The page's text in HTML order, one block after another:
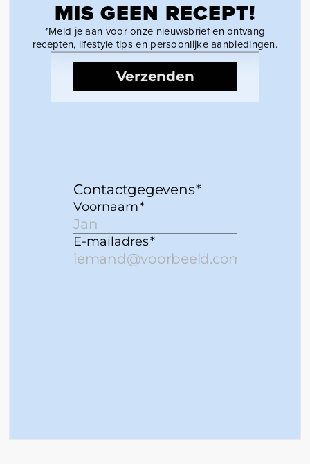
MIS GEEN RECEPT!
*Meld je aan voor onze nieuwsbrief en ontvang
recepten, lifestyle tips en persoonlijke aanbiedingen.